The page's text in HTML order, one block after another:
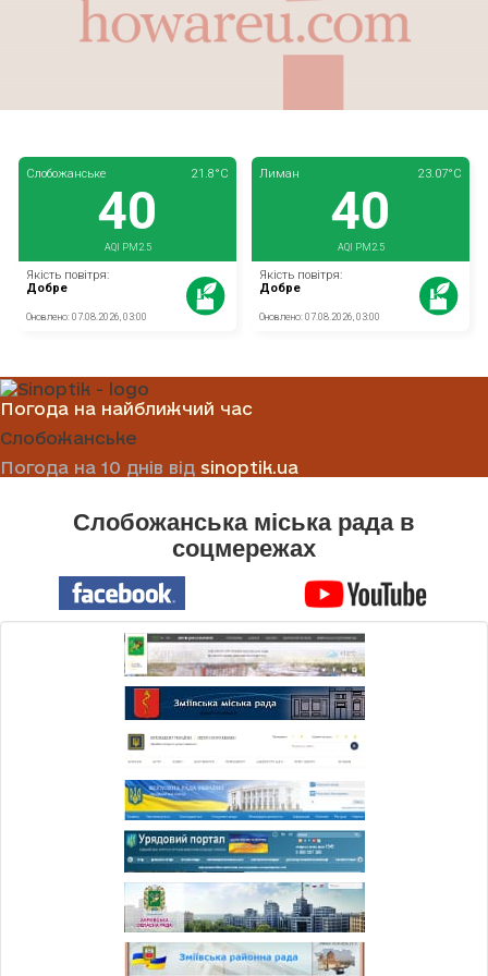
Погода на найближчий час
Слобожанське
Погода на 10 днів від sinoptik.ua
Слобожанська міська рада в
соцмережах